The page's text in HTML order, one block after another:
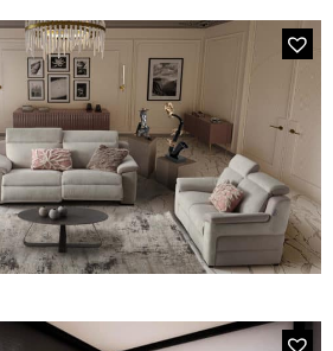
D-Stress
344E GREY
relax électriques + chaise longue en
épaisse